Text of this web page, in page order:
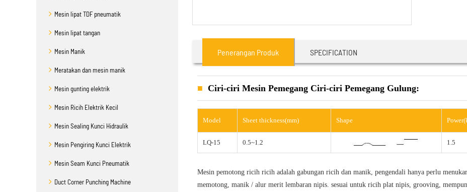
Mesin lipat TDF pneumatik
Mesin lipat tangan
Mesin Manik
Meratakan dan mesin manik
Mesin gunting elektrik
Mesin Ricih Elektrik Kecil
Mesin Sealing Kunci Hidraulik
Mesin Pengiring Kunci Elektrik
Mesin Seam Kunci Pneumatik
Duct Corner Punching Machine
Penerangan Produk SPECIFICATION
Ciri-ciri Mesin Pemegang Ciri-ciri Pemegang Gulung:
Model Sheet thickness(mm) Shape
LQ-15 0.5~1.2 1.5
Mesin pemotong ricih ricih adalah gabungan ricih dan manik, pengendali hanya perlu
memotong, manik / alur merit lembaran nipis. sesuai untuk ricih plat nipis, grooving,